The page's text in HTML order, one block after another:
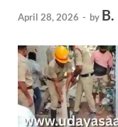
April 28, 2026 - by B.